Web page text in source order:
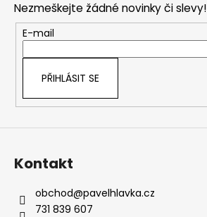
Nezmeškejte žádné novinky či slevy!
E-mail
PŘIHLÁSIT SE
Kontakt
obchod@pavelhlavka.cz
731 839 607